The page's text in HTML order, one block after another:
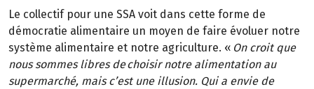
Le collectif pour une SSA voit dans cette forme de
démocratie alimentaire un moyen de faire évoluer notre
système alimentaire et notre agriculture. « On croit que
nous sommes libres de choisir notre alimentation au
supermarché, mais c’est une illusion. Qui a envie de